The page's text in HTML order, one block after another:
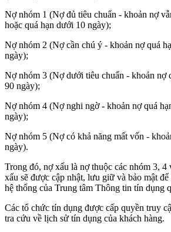
Nợ nhóm 1 (Nợ đủ tiêu chuẩn - khoản nợ
hoặc quá hạn dưới 10 ngày);
Nợ nhóm 2 (Nợ cần chú ý - khoản nợ quá
ngày);
Nợ nhóm 3 (Nợ dưới tiêu chuẩn - khoản nợ
90 ngày);
Nợ nhóm 4 (Nợ nghi ngờ - khoản nợ quá
ngày);
Nợ nhóm 5 (Nợ có khả năng mất vốn -
ngày).
Trong đó, nợ xấu là nợ thuộc các nhóm 3,
xấu sẽ được cập nhật, lưu giữ và bảo mật
hệ thống của Trung tâm Thông tin tín dụng
Các tổ chức tín dụng được cấp quyền truy
tra cứu về lịch sử tín dụng của khách hàng.